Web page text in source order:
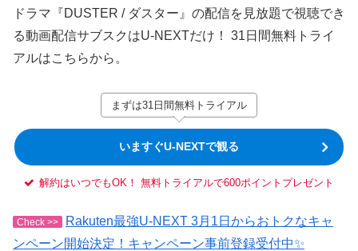
ドラマ『DUSTER / ダスター』の配信を見放題で視聴でき
る動画配信サブスクはU-NEXTだけ！ 31日間無料トライ
アルはこちらから。
まずは31日間無料トライアル
いますぐU-NEXTで観る
解約はいつでもOK！ 無料トライアルで600ポイントプレゼント
Check >>
Rakuten最強U-NEXT 3月1日からおトクなキャ
ンペーン開始決定！キャンペーン事前登録受付中✨